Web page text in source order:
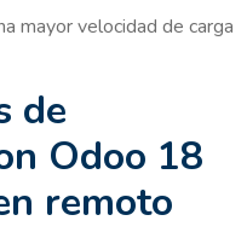
mayor velocidad de carga
de
Odoo 18
remoto